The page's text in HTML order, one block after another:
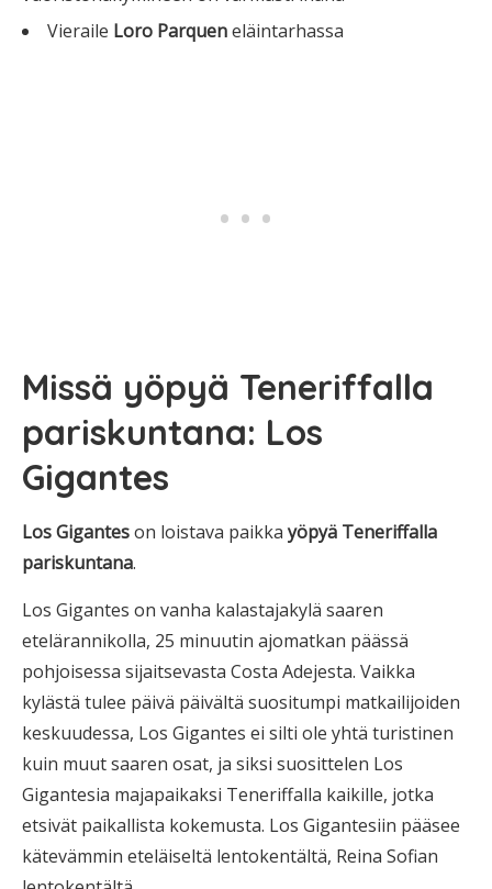
Vieraile Loro Parqueneläintarhassa
Missä yöpyä Teneriffalla
pariskuntana: Los
Gigantes
Los Giganteson loistava paikka yöpyä Teneriffalla
pariskuntana.
Los Gigantes on vanha kalastajakylä saaren
etelärannikolla, 25 minuutin ajomatkan päässä
pohjoisessa sijaitsevasta Costa Adejesta. Vaikka
kylästä tulee päivä päivältä suositumpi matkailijoiden
keskuudessa, Los Gigantes ei silti ole yhtä turistinen
kuin muut saaren osat, ja siksi suosittelen Los
Gigantesia majapaikaksi Teneriffalla kaikille, jotka
etsivät paikallista kokemusta. Los Gigantesiin pääsee
kätevämmin eteläiseltä lentokentältä, Reina Sofian